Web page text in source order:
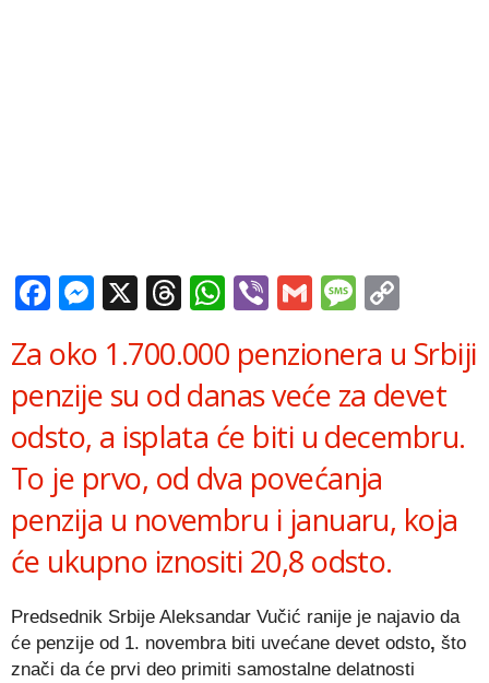
Facebook
Messenger
X Threads
WhatsApp
ViberGmail
Za oko 1.700.000 penzionera u Srbiji
penzije su od danas veće za devet
odsto, a isplata će biti u decembru.
To je prvo, od dva povećanja
penzija u novembru i januaru, koja
će ukupno iznositi 20,8 odsto.
Predsednik Srbije Aleksandar Vučić ranije je najavio da
će penzije od 1. novembra biti uvećane devet odsto, što
znači da će prvi deo primiti samostalne delatnosti